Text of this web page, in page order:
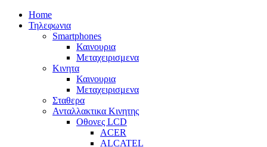
Home
Τηλεφωνια
Smartphones
Καινουρια
Μεταχειρισμενα
Κινητα
Καινουρια
Μεταχειρισμενα
Σταθερα
Ανταλλακτικα Κινητης
Οθονες LCD
ACER
ALCATEL